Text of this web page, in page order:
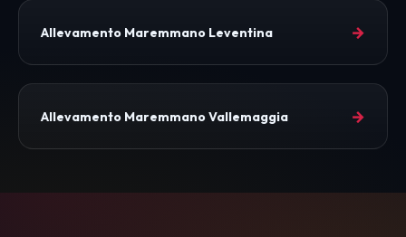
Allevamento Maremmano Leventina →
Allevamento Maremmano Vallemaggia →